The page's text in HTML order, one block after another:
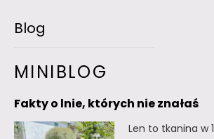
Blog
MINIBLOG
Fakty o lnie, których nie znałaś
Len to tkanina w